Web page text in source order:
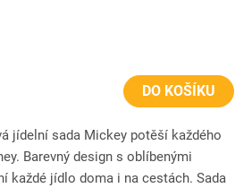
DO KOŠÍKU
jídelní sada Mickey potěší každého
Barevný design s oblíbenými
každé jídlo doma i na cestách. Sada